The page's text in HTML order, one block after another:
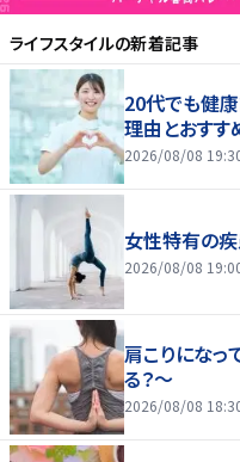
ライフスタイルの新着記事
20代でも健
理由とおすす
2026/08/08
女性特有の疾
2026/08/08
肩こりにな
る？～
2026/08/08